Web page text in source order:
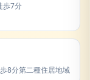
歩7分
8分第二種住居地域